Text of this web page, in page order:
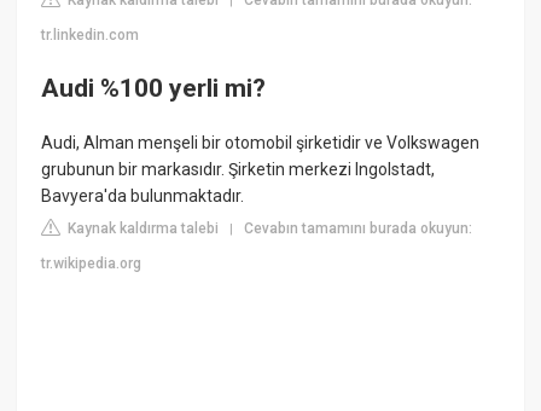
tr.linkedin.com
Audi %100 yerli mi?
Audi, Alman menşeli bir otomobil şirketidir ve Volkswagen
grubunun bir markasıdır. Şirketin merkezi Ingolstadt,
Bavyera'da bulunmaktadır.
Kaynak kaldırma talebi |Cevabın tamamını burada okuyun:
tr.wikipedia.org